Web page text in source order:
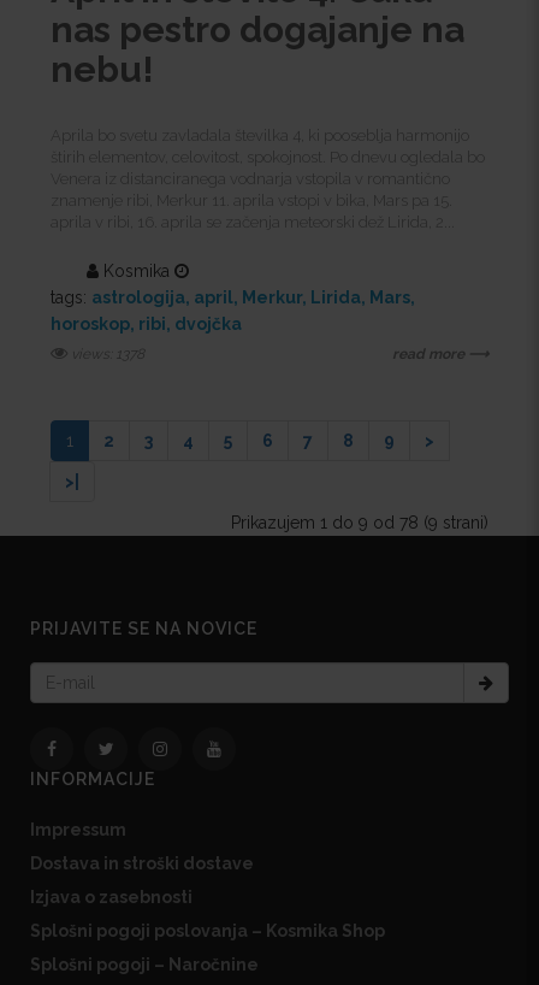
nas pestro dogajanje na
nebu!
Aprila bo svetu zavladala številka 4, ki pooseblja harmonijo
štirih elementov, celovitost, spokojnost. Po dnevu ogledala bo
Venera iz distanciranega vodnarja vstopila v romantično
znamenje ribi, Merkur 11. aprila vstopi v bika, Mars pa 15.
aprila v ribi, 16. aprila se začenja meteorski dež Lirida, 2...
Kosmika
tags: astrologija april Merkur Lirida
Mars
horoskop ribi dvojčka
views: 1378 read more ⟶
1 2 3 4 5 6 7 8 9 >
>|
Prikazujem 1 do 9 od 78 (9 strani)
PRIJAVITE SE NA NOVICE
INFORMACIJE
Impressum
Dostava in stroški dostave
Izjava o zasebnosti
Splošni pogoji poslovanja – Kosmika Shop
Splošni pogoji – Naročnine